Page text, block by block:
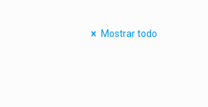
Mostrar todo